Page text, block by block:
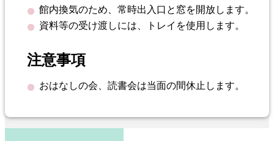
館内換気のため、常時出入口と窓を開放します。
資料等の受け渡しには、トレイを使用します。
注意事項
おはなしの会、読書会は当面の間休止します。